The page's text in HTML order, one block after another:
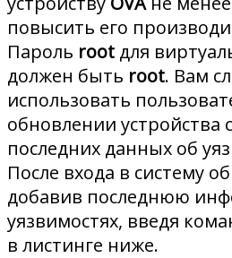
повысить его
Пароль root для
должен быть root. Вам
использовать
обновлении устройства
последних данных об
После входа в систему
добавив последнюю
уязвимостях, введя
в листинге ниже.